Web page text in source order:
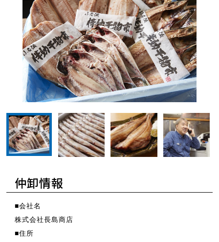
サムネイル：長島商店1サムネイル：長島商店2サムネイル：長島
仲卸情報
■会社名
株式会社長島商店
■住所